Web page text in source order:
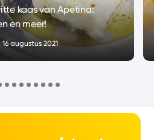
kaas van Apetina:
en meer!
16 augustus 2021